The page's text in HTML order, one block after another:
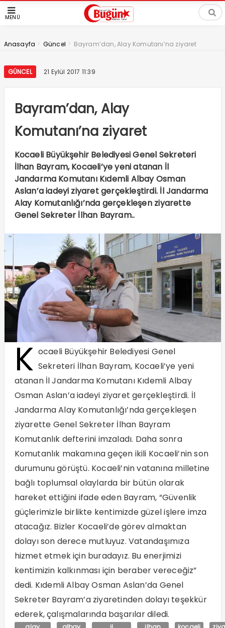
MENÜ
Anasayfa > Güncel > Bayram’dan, Alay Komutanı’na ziyaret
GÜNCEL 21 Eylül 2017 11:39
Bayram’dan, Alay
Komutanı’na ziyaret
Kocaeli Büyükşehir Belediyesi Genel Sekreteri
İlhan Bayram, Kocaeli’ye yeni atanan İl
Jandarma Komutanı Kıdemli Albay Osman
Aslan’a iadeyi ziyaret gerçekleştirdi. İl Jandarma
Alay Komutanlığı’nda gerçekleşen ziyarette
Genel Sekreter İlhan Bayram..
K ocaeli Büyükşehir Belediyesi Genel
Sekreteri İlhan Bayram, Kocaeli’ye yeni
atanan İl Jandarma Komutanı Kıdemli Albay
Osman Aslan’a iadeyi ziyaret gerçekleştirdi. İl
Jandarma Alay Komutanlığı’nda gerçekleşen
ziyarette Genel Sekreter İlhan Bayram
Komutanlık defterini imzaladı. Daha sonra
Komutanlık makamına geçen ikili Kocaeli’nin son
durumunu görüştü. Kocaeli’nin vatanına milletine
bağlı toplumsal olaylarda bir bütün olarak
hareket ettiğini ifade eden Bayram, “Güvenlik
güçlerimizle birlikte kentimizde güzel işlere imza
atacağız. Bizler Kocaeli’de görev almaktan
dolayı son derece mutluyuz. Vatandaşımıza
hizmet etmek için buradayız. Bu enerjimizi
kentimizin kalkınması için beraber vereceğiz”
dedi. Kıdemli Albay Osman Aslan’da Genel
Sekreter Bayram’a ziyaretinden dolayı teşekkür
ederek, çalışmalarında başarılar diledi.